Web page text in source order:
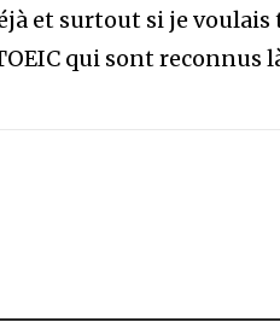
et surtout si je
qui sont reconnus